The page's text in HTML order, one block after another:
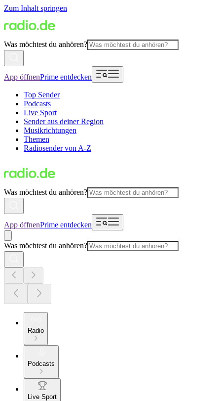
Zum Inhalt springen
Was möchtest du anhören?
App öffnenPrime entdecken
Top Sender
Podcasts
Live Sport
Sender aus deiner Region
Musikrichtungen
Themen
Radiosender von A-Z
Was möchtest du anhören?
App öffnenPrime entdecken
Was möchtest du anhören?
Radio
Podcasts
Live Sport